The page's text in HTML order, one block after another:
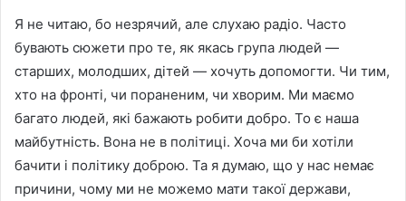
Я не читаю, бо незрячий, але слухаю радiо. Часто
бувають сюжети про те, як якась група людей —
старших, молодших, дiтей — хочуть допомогти. Чи тим,
хто на фронтi, чи пораненим, чи хворим. Ми маємо
багато людей, якi бажають робити добро. То є наша
майбутнiсть. Вона не в полiтицi. Хоча ми би хотiли
бачити i полiтику доброю. Та я думаю, що у нас немає
причини, чому ми не можемо мати такої держави,